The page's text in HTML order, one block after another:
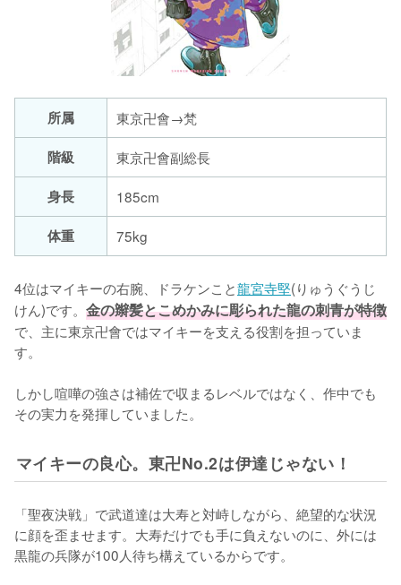
所属
階級
東京卍會副総長
身長
185cm
体重
75kg
4位はマイキーの右腕、ドラケンこと龍宮寺堅(りゅうぐうじ
けん)です。 金の辮髪とこめかみに彫られた龍の刺青が特徴
で、主に東京卍會ではマイキーを支える役割を担っていま
す。
しかし喧嘩の強さは補佐で収まるレベルではなく、作中でも
その実力を発揮していました。
マイキーの良心。東卍No.2は伊達じゃない！
「聖夜決戦」で武道達は大寿と対峙しながら、絶望的な状況
に顔を歪ませます。大寿だけでも手に負えないのに、外には
黒龍の兵隊が100人待ち構えているからです。